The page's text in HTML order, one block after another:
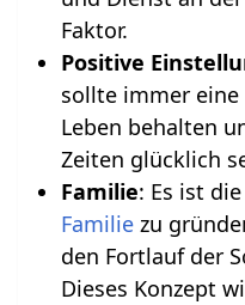
Faktor.
Positive
sollte immer
Leben behalten
Zeiten glücklich
Familie: Es ist
Familiezu
den Fortlauf der
Dieses Konzept